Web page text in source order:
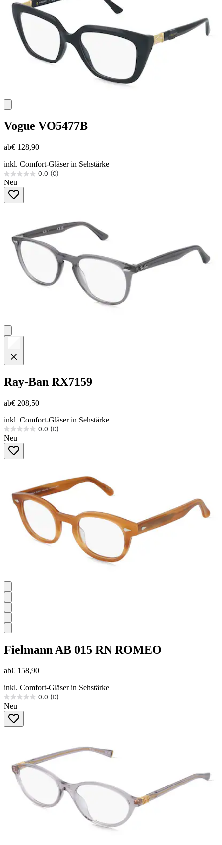
Vogue VO5477B
ab€ 128,90
inkl. Comfort-Gläser in Sehstärke
0.0 (0)
0.0
von
Sternen.
Neu
Ray-Ban RX7159
ab€ 208,50
inkl. Comfort-Gläser in Sehstärke
0.0 (0)
0.0
von
Sternen.
Neu
Fielmann AB 015 RN ROMEO
ab€ 158,90
inkl. Comfort-Gläser in Sehstärke
0.0 (0)
0.0
von
Sternen.
Neu